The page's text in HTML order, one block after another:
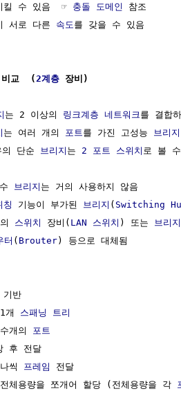
킬 수 있음  ☞
충돌 도메인
참조
서로 다른 속도 를 갖을 수 있음
비교  ( 2계층 장비)
는 2 이상의 링크계층 네트워크 를 결합
는 여러 개의 포트 를 가진 고성능 브리지
단순
브리지 는 2 포트 스위치 로 볼
브리지 는 거의 사용하지 않음
칭 기능이 부가된 브리지 ( Switching
스위치 장비( LAN 스위치 ) 또는 브리지
터 ( Brouter) 등으로 대체됨
기반
개 스패닝 트리
개의 포트
후 전달
씩
프레임
전달
체용량을 쪼개어 할당 (전체용량을 각